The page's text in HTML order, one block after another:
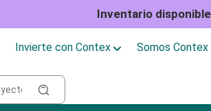
Inventario
Invierte con Contex Somos Contex